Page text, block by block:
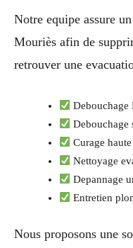
Notre equipe assure
Mouriès afin de
retrouver une
Debouchage
Debouchage
Curage
Nettoyage
Depannage
Entretien
Nous proposons une